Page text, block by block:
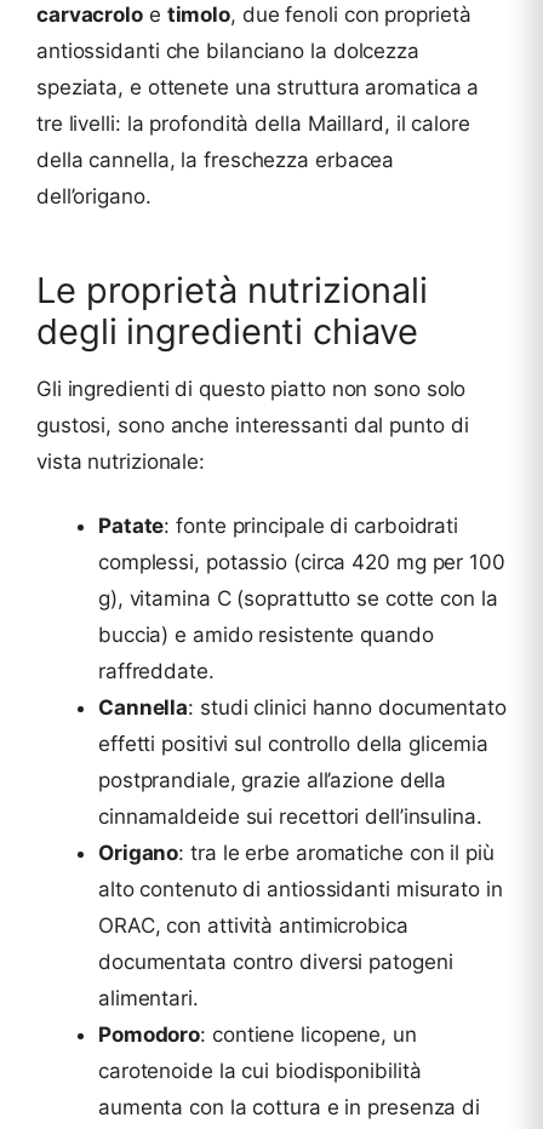
carvacroloe timolo, due fenoli con proprietà
antiossidanti che bilanciano la dolcezza
speziata, e ottenete una struttura aromatica a
tre livelli: la profondità della Maillard, il calore
della cannella, la freschezza erbacea
dell’origano.
Le proprietà nutrizionali
degli ingredienti chiave
Gli ingredienti di questo piatto non sono solo
gustosi, sono anche interessanti dal punto di
vista nutrizionale:
Patate: fonte principale di carboidrati
complessi, potassio (circa 420 mg per 100
g), vitamina C (soprattutto se cotte con la
buccia) e amido resistente quando
raffreddate.
Cannella: studi clinici hanno documentato
effetti positivi sul controllo della glicemia
postprandiale, grazie all’azione della
cinnamaldeide sui recettori dell’insulina.
Origano: tra le erbe aromatiche con il più
alto contenuto di antiossidanti misurato in
ORAC, con attività antimicrobica
documentata contro diversi patogeni
alimentari.
Pomodoro: contiene licopene, un
carotenoide la cui biodisponibilità
aumenta con la cottura e in presenza di